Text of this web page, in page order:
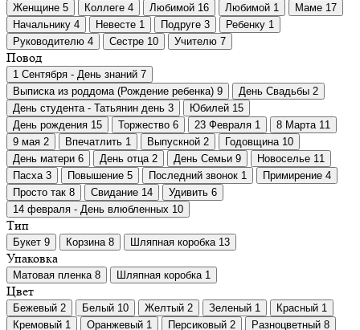
Женщине 5 Коллеге 4 Любимой 16 Любимой 1 Маме 17
Начальнику 4 Невесте 1 Подруге 3 Ребенку 1
Руководителю 4 Сестре 10 Учителю 7
Повод
1 Сентября - День знаний 7
Выписка из роддома (Рождение ребенка) 9 День Свадьбы 2
День студента - Татьянин день 3 Юбилей 15
День рождения 15 Торжество 6 23 Февраля 1 8 Марта 11
9 мая 2 Впечатлить 1 Выпускной 2 Годовщина 10
День матери 6 День отца 2 День Семьи 9 Новоселье 11
Пасха 3 Повышение 5 Последний звонок 1 Примирение 4
Просто так 8 Свидание 14 Удивить 6
14 февраля - День влюбленных 10
Тип
Букет 9 Корзина 8 Шляпная коробка 13
Упаковка
Матовая пленка 8 Шляпная коробка 1
Цвет
Бежевый 2 Белый 10 Желтый 2 Зеленый 1 Красный 1
Кремовый 1 Оранжевый 1 Персиковый 2 Разноцветный 8